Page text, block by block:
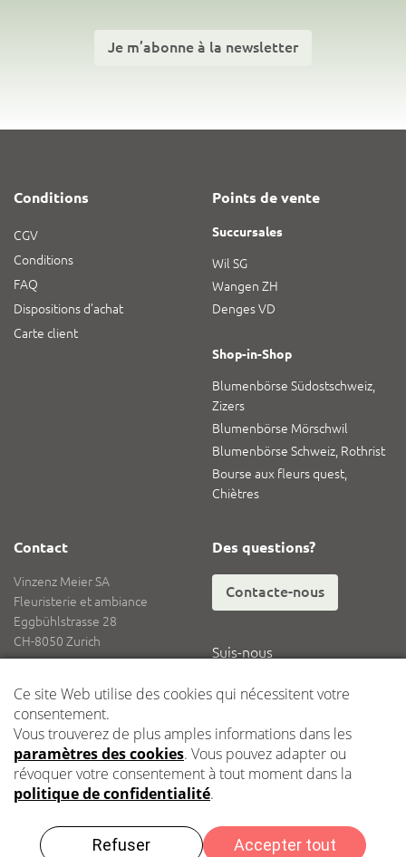
Je m’abonne à la newsletter
Conditions
CGV
Conditions
FAQ
Dispositions d’achat
Carte client
Points de vente
Succursales
Wil SG
Wangen ZH
Denges VD
Shop-in-Shop
Blumenbörse Südostschweiz,
Zizers
Blumenbörse Mörschwil
Blumenbörse Schweiz, Rothrist
Bourse aux fleurs quest,
Chiètres
Contact
Vinzenz Meier SA
Fleuristerie et ambiance
Eggbühlstrasse 28
CH-8050 Zurich
E-mailinfo@vinzenzmeier.ch
Logistique
Dépôt central Kleindöttingen
Des questions?
Contacte-nous
Suis-nous